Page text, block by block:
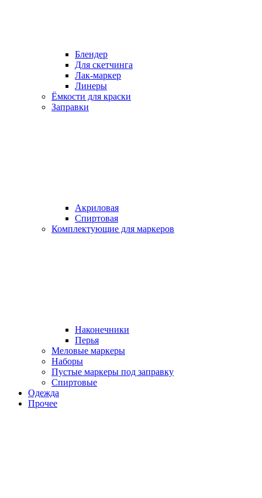
Блендер
Для скетчинга
Лак-маркер
Линеры
Ёмкости для краски
Заправки
Акриловая
Спиртовая
Комплектующие для маркеров
Наконечники
Перья
Меловые маркеры
Наборы
Пустые маркеры под заправку
Спиртовые
Одежда
Прочее